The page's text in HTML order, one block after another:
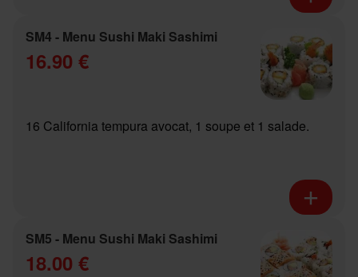
SM4 - Menu Sushi Maki Sashimi
16.90 €
16 California tempura avocat, 1 soupe et 1 salade.
SM5 - Menu Sushi Maki Sashimi
18.00 €